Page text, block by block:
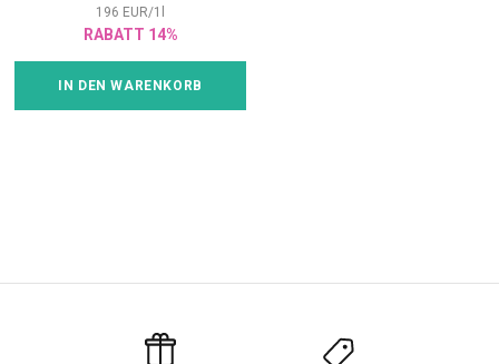
196 EUR/1
RABATT 14%
IN DEN WARENKORB